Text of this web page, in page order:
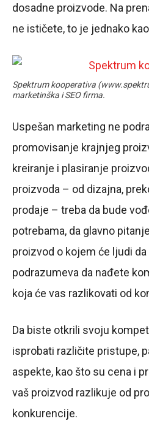
dosadne proizvode. Na
ne ističete, to je jednako
Spektrum kooperativa
marketinška i SEO firma.
Uspešan marketing ne
promovisanje krajnjeg
kreiranje i plasiranje
proizvoda – od dizajna,
prodaje – treba da bude
potrebama, da glavno
proizvod o kojem će ljudi
podrazumeva da nađete
koja će vas razlikovati od
Da biste otkrili svoju
isprobati različite pristupe,
aspekte, kao što su cena i
vaš proizvod razlikuje od
konkurencije.